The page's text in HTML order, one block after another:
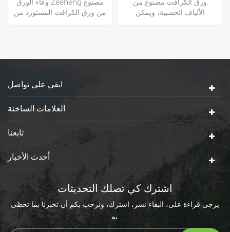
ورق الكرافت مصنوع من
الألياف الخشبية، ويمكن
Zeeheng الغذاء الصف ورق
الكرافت مصنوع من ألياف
ابقى على تواصل
العلامات الساخنة
تابعنا
أحدث الأخبار
اشترك كي تصلك التحديثات
يرجى قراءة على، البقاء نشر، اشترك، ونرحب بكم أن تخبرنا بما تحظى
به.